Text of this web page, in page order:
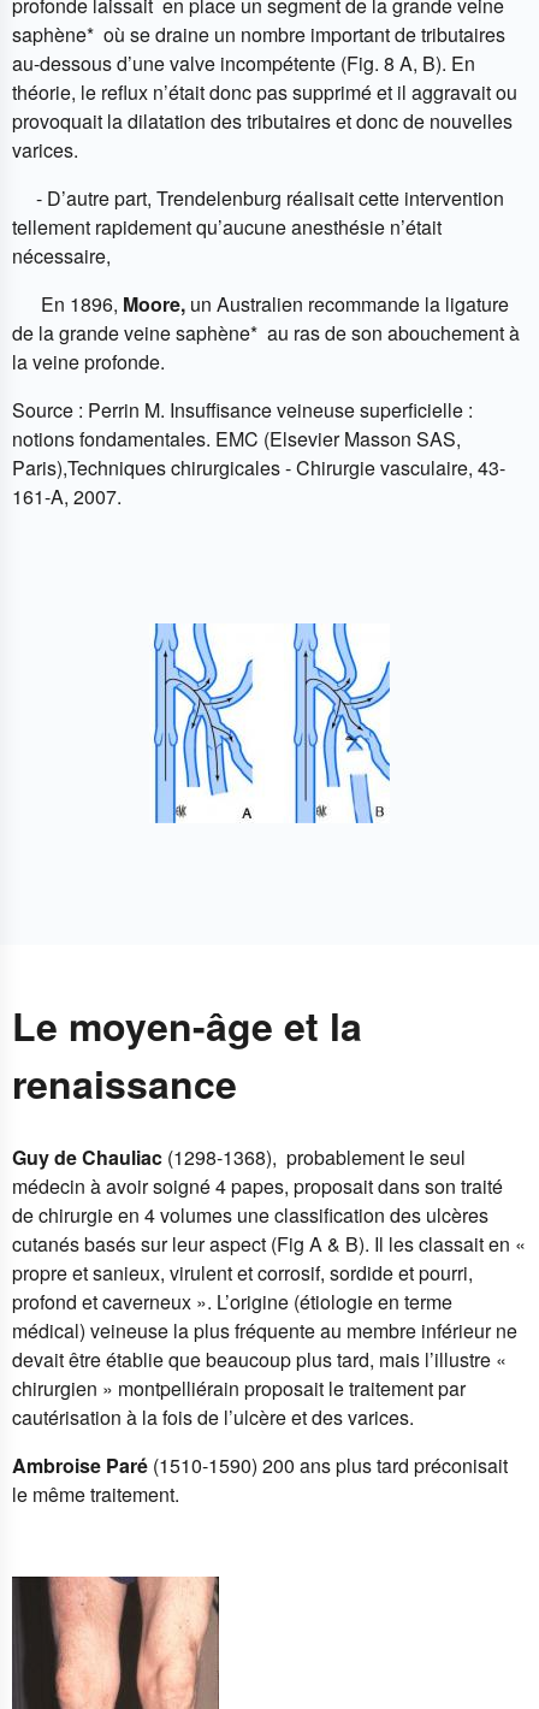
saphène* où se draine un nombre important de tributaires
au-dessous d’une valve incompétente (Fig. 8 A, B). En
théorie, le reflux n’était donc pas supprimé et il aggravait ou
provoquait la dilatation des tributaires et donc de nouvelles
varices.
- D’autre part, Trendelenburg réalisait cette intervention
tellement rapidement qu’aucune anesthésie n’était
nécessaire,
En 1896, Moore, un Australien recommande la ligature
de la grande veine saphène* au ras de son abouchement à
la veine profonde.
Source : Perrin M. Insuffisance veineuse superficielle :
notions fondamentales. EMC (Elsevier Masson SAS,
Paris),Techniques chirurgicales - Chirurgie vasculaire, 43-
161-A, 2007.
Le moyen-âge et la
renaissance
Guy de Chauliac (1298-1368), probablement le seul
médecin à avoir soigné 4 papes, proposait dans son traité
de chirurgie en 4 volumes une classification des ulcères
cutanés basés sur leur aspect (Fig A & B). Il les classait en «
propre et sanieux, virulent et corrosif, sordide et pourri,
profond et caverneux ». L’origine (étiologie en terme
médical) veineuse la plus fréquente au membre inférieur ne
devait être établie que beaucoup plus tard, mais l’illustre «
chirurgien » montpelliérain proposait le traitement par
cautérisation à la fois de l’ulcère et des varices.
Ambroise Paré (1510-1590) 200 ans plus tard préconisait
le même traitement.